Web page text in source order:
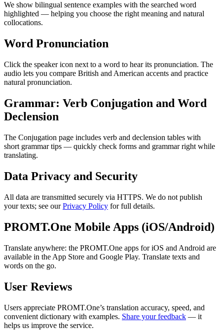
We show bilingual sentence examples with the searched word
highlighted — helping you choose the right meaning and natural
collocations.
Word Pronunciation
Click the speaker icon next to a word to hear its pronunciation. The
audio lets you compare British and American accents and practice
natural pronunciation.
Grammar: Verb Conjugation and Word
Declension
The Conjugation page includes verb and declension tables with
short grammar tips — quickly check forms and grammar right while
translating.
Data Privacy and Security
All data are transmitted securely via HTTPS. We do not publish
your texts; see ourPrivacy Policy for full details.
PROMT.One Mobile Apps (iOS/Android)
Translate anywhere: the PROMT.One apps for iOS and Android are
available in the App Store and Google Play. Translate texts and
words on the go.
User Reviews
Users appreciate PROMT.One’s translation accuracy, speed, and
convenient dictionary with examples. Share your feedback — it
helps us improve the service.